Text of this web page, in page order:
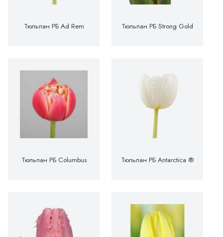
Тюльпан РБ Ad Rem Тюльпан РБ Strong Gold
Тюльпан РБ Columbus Тюльпан РБ Antarctica ®